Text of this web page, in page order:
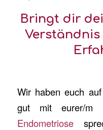
Bringt dir
Verständnis
Wir haben euch
gut mit eurer/m
Endometriose